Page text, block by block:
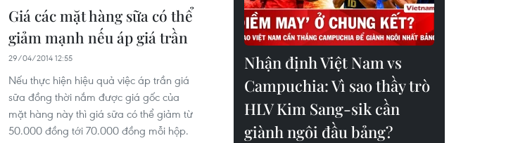
Giá các mặt hàng sữa có thể
giảm mạnh nếu áp giá trần
29/04/2014 12:55
Nếu thực hiện hiệu quả việc áp trần giá
sữa đồng thời nắm được giá gốc của
mặt hàng này thì giá sữa có thể giảm từ
50.000 đồng tới 70.000 đồng mỗi hộp.
Nhận định Việt Nam vs
Campuchia: Vì sao thầy trò
HLV Kim Sang-sik cần
giành ngôi đầu bảng?